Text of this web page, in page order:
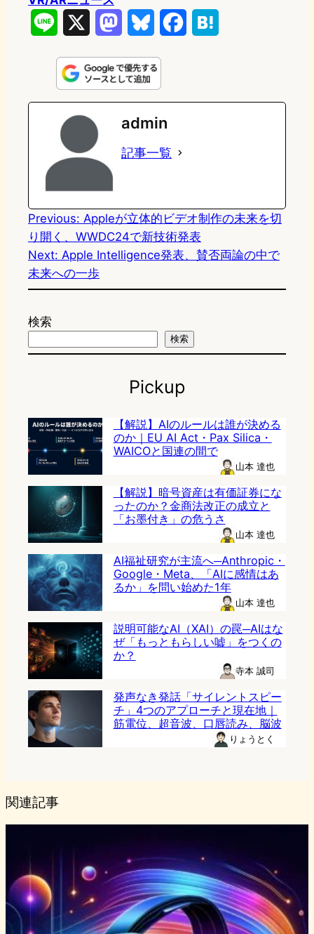
n
e
s
t
o
d
n
u
e
s
k
e
k
e
admin
記事一覧
Previous: Appleが立体的ビデオ制作の未来を切
り開く、WWDC24で新技術発表
Next: Apple Intelligence発表、賛否両論の中で
未来への一歩
検索
検索
Pickup
【解説】AIのルールは誰が決める
のか｜EU AI Act・Pax Silica・
WAICOと国連の間で
山本 達也
【解説】暗号資産は有価証券にな
ったのか？金商法改正の成立と
「お墨付き」の危うさ
山本 達也
AI福祉研究が主流へ─Anthropic・
Google・Meta、「AIに感情はあ
るか」を問い始めた1年
山本 達也
説明可能なAI（XAI）の罠─AIはな
ぜ「もっともらしい嘘」をつくの
か？
寺本 誠司
発声なき発話「サイレントスピー
チ」4つのアプローチと現在地｜
筋電位、超音波、口唇読み、脳波
りょうとく
関連記事